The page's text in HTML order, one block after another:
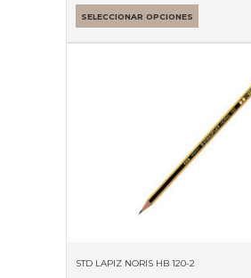
SELECCIONAR OPCIONES
STD LAPIZ NORIS HB 120-2